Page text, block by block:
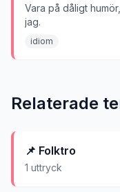
Vara på dåligt
jag.
idiom
Relaterade
📌 Folktro
1 uttryck